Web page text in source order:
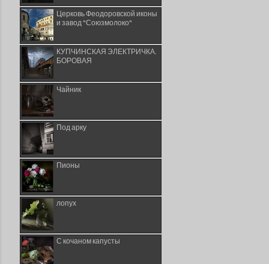
Церковь Феодоровской иконы
и завод "Союзмолоко"
КУПЧИНСКАЯ ЭЛЕКТРИЧКА.
БОРОВАЯ
Чайник
Под арку
Пионы
лопух
С кочаном капусты